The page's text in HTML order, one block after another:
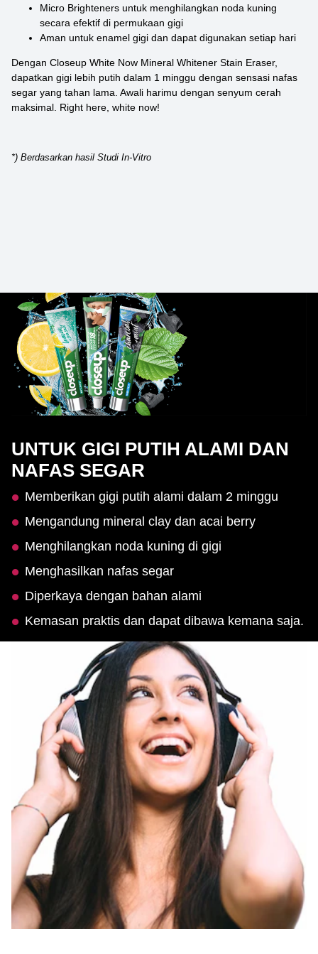
Micro Brighteners untuk menghilangkan noda kuning
secara efektif di permukaan gigi
Aman untuk enamel gigi dan dapat digunakan setiap hari
Dengan Closeup White Now Mineral Whitener Stain Eraser,
dapatkan gigi lebih putih dalam 1 minggu dengan sensasi nafas
segar yang tahan lama. Awali harimu dengan senyum cerah
maksimal. Right here, white now!
*) Berdasarkan hasil Studi In-Vitro
UNTUK GIGI PUTIH ALAMI DAN
NAFAS SEGAR
Memberikan gigi putih alami dalam 2 minggu
Mengandung mineral clay dan acai berry
Menghilangkan noda kuning di gigi
Menghasilkan nafas segar
Diperkaya dengan bahan alami
Kemasan praktis dan dapat dibawa kemana saja.